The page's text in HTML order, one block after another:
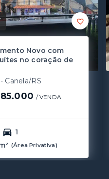
Novo com
no coração de
Canela/RS
/ VENDA
1
(Área Privativa)